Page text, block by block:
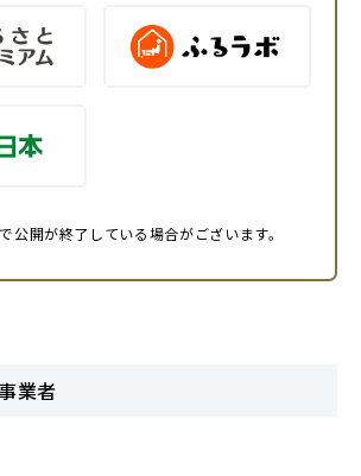
公開が終了している場合がございます。
業者